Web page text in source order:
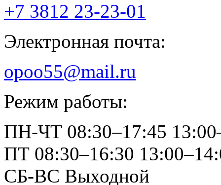
+7 3812 23-23-01
Электронная почта:
opoo55@mail.ru
Режим работы:
ПН-ЧТ 08:30–17:45
ПТ 08:30–16:30
СБ-ВС Выходной